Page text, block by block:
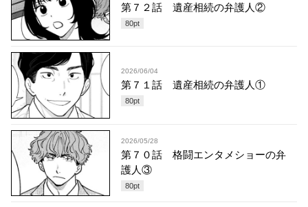
第７２話 遺産相続の弁護人②
80pt
2026/06/04
第７１話 遺産相続の弁護人①
80pt
2026/05/28
第７０話 格闘エンタメショーの弁
護人③
80pt